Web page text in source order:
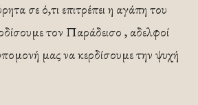
σε ό,τι επιτρέπει η αγάπη του
τον Παράδεισο , αδελφοί
μας να κερδίσουμε την ψυχή